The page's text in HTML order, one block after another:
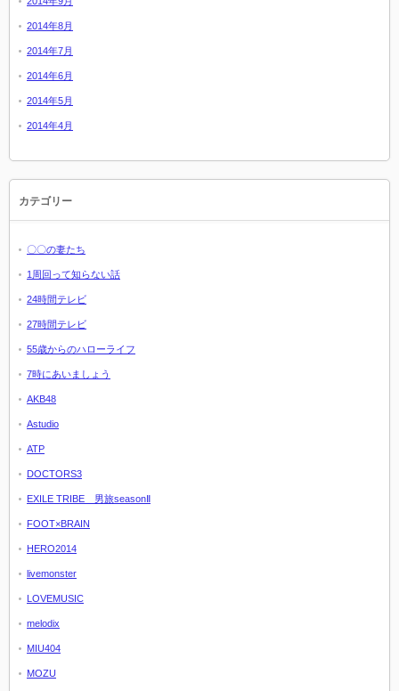
2014年8月
2014年7月
2014年6月
2014年5月
2014年4月
カテゴリー
〇〇の妻たち
1周回って知らない話
24時間テレビ
27時間テレビ
55歳からのハローライフ
7時にあいましょう
AKB48
Astudio
ATP
DOCTORS3
EXILE TRIBE 男旅seasonⅡ
FOOT×BRAIN
HERO2014
livemonster
LOVEMUSIC
melodix
MIU404
MOZU